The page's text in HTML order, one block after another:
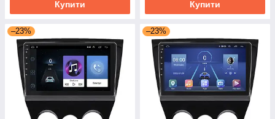
Купити Купити
–23% –23%